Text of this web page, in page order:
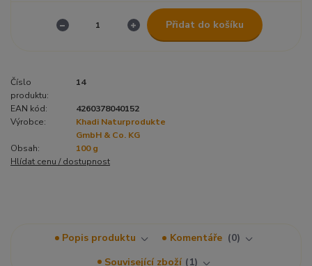
Přidat do košíku
Číslo
produktu:
14
EAN kód:
4260378040152
Výrobce:
Khadi Naturprodukte
GmbH & Co. KG
Obsah:
100 g
Hlídat cenu / dostupnost
Popis produktu Komentáře
0
Související zboží
1